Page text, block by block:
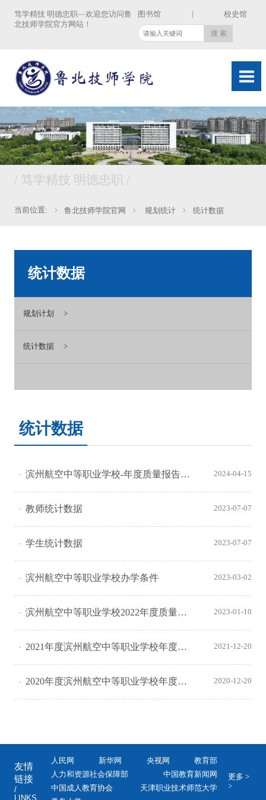
笃学精技 明德忠职—欢迎您访问鲁
北技师学院官方网站！
图书馆 | 校史馆
/ 笃学精技 明德忠职 /
当前位置: 鲁北技师学院官网 规划统计 统计数据
统计数据
规划计划
统计数据
统计数据
滨州航空中等职业学校-年度质量报告（2023年度） 2024-04-15
教师统计数据 2023-07-07
学生统计数据 2023-07-07
滨州航空中等职业学校办学条件 2023-03-02
滨州航空中等职业学校2022年度质量报告 2023-01-10
2021年度滨州航空中等职业学校年度质量报告 2021-12-20
2020年度滨州航空中等职业学校年度质量报告 2020-12-20
友情
链接
/
人民网 新华网 央视网
教育部
人力和资源社会保障部
中国教育新闻网
中国成人教育协会
天津职业技术师范大学
更多 >
>